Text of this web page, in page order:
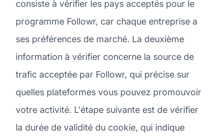
consiste à vérifier les pays acceptés pour le
programme Followr, car chaque entreprise a
ses préférences de marché. La deuxième
information à vérifier concerne la source de
trafic acceptée par Followr, qui précise sur
quelles plateformes vous pouvez promouvoir
votre activité. L'étape suivante est de vérifier
la durée de validité du cookie, qui indique